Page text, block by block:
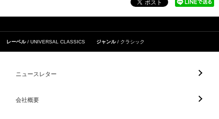
レーベル UNIVERSAL CLASSICS ジャンル クラシック
ニュースレター
会社概要